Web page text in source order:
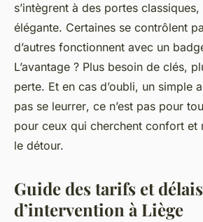
s’intègrent à des portes
élégante. Certaines se contrôlent
d’autres fonctionnent avec un
L’avantage ? Plus besoin de clés,
perte. Et en cas d’oubli, un simple
pas se leurrer, ce n’est pas pour
pour ceux qui cherchent confort et
le détour.
Guide des tarifs et délais
d’intervention à Liège